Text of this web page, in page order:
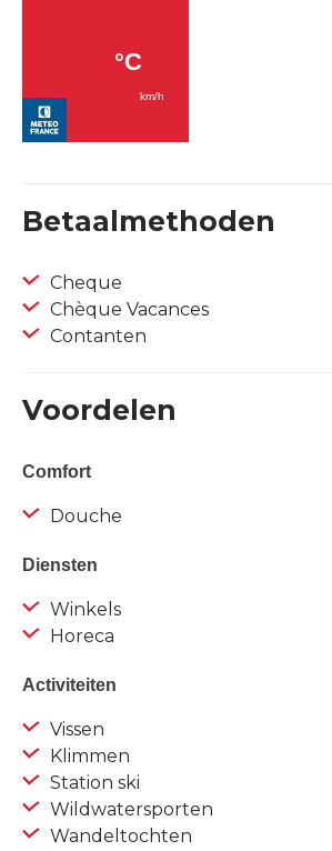
Betaalmethoden
Cheque
Chèque Vacances
Contanten
Voordelen
Comfort
Douche
Diensten
Winkels
Horeca
Activiteiten
Vissen
Klimmen
Station ski
Wildwatersporten
Wandeltochten